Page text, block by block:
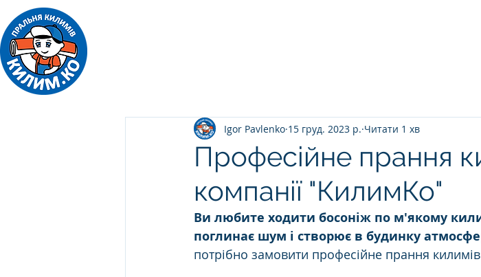
Професійне прання
компанії "КилимКо"
Igor Pavlenko 15 груд. 2023 р. Читати 1 хв
Ви любите ходити босоніж по м'якому
поглинає шум і створює в будинку
потрібно замовити професійне прання